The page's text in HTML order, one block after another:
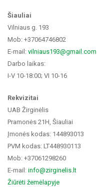
Šiauliai
Vilniaus g. 193
Mob: +37064746802
E-mail: vilniaus193@gmail.com
Darbo laikas:
I-V 10-18:00; VI 10-16
Rekvizitai
UAB Žirginėlis
Pramonės 21H, Šiauliai
Įmonės kodas: 144893013
PVM kodas: LT448930113
Mob: +37061298260
E-mail: info@zirginelis.lt
Žiūrėti žemėlapyje